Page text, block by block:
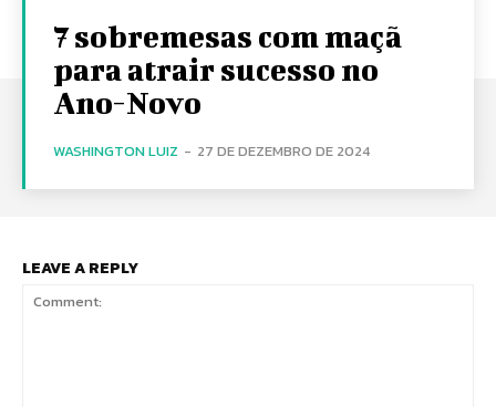
7 sobremesas com maçã
para atrair sucesso no
Ano-Novo
WASHINGTON LUIZ - 27 DE DEZEMBRO DE 2024
LEAVE A REPLY